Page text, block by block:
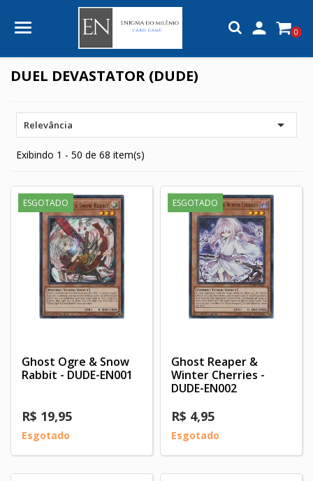
 0
DUEL DEVASTATOR (DUDE)
Relevância 
Exibindo 1 - 50 de 68 item(s)
ESGOTADO
Ghost Ogre & Snow
Rabbit - DUDE-EN001
R$ 19,95
Esgotado
ESGOTADO
Ghost Reaper &
Winter Cherries -
DUDE-EN002
R$ 4,95
Esgotado